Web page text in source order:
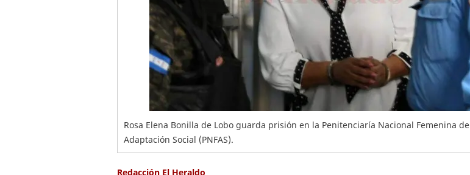
Rosa Elena Bonilla de Lobo guarda prisión en la Penitenciaría Nacional Femenina de
Adaptación Social (PNFAS).
Redacción El Heraldo